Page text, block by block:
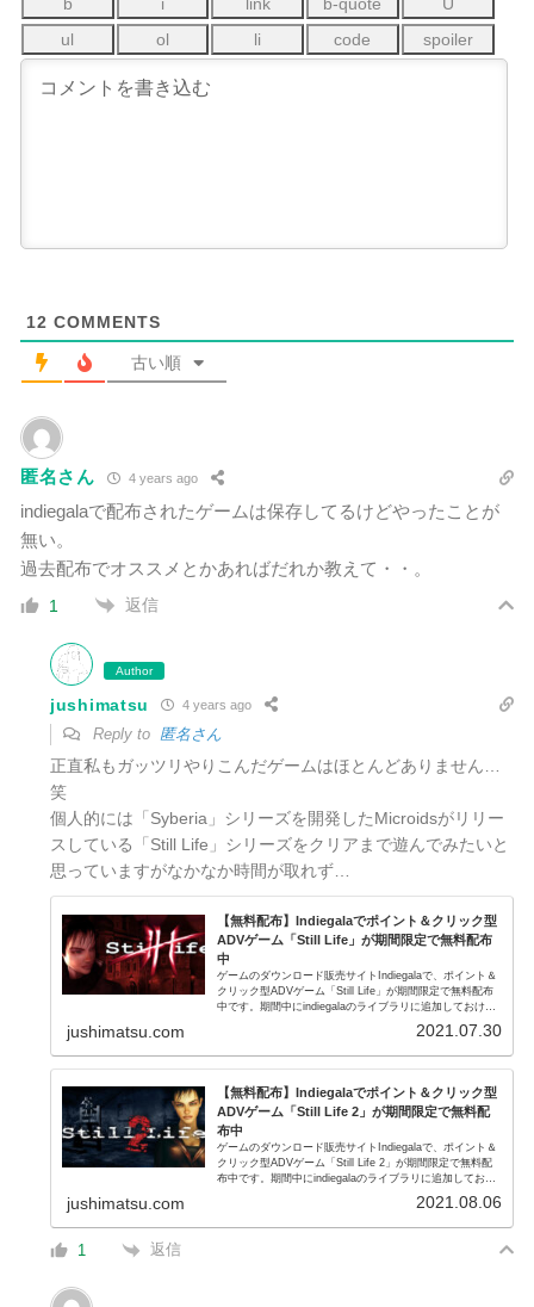
12 COMMENTS
古い順
匿名さん 4 years ago
indiegalaで配布されたゲームは保存してるけどやったことが
無い。
過去配布でオススメとかあればだれか教えて・・。
1 返信
Author
jushimatsu 4 years ago
Reply to 匿名さん
正直私もガッツリやりこんだゲームはほとんどありません…
笑
個人的には「Syberia」シリーズを開発したMicroidsがリリー
スしている
「Still Life」シリーズをクリアまで遊んでみたいと
思っていますがなかなか時間が取れず…
【無料配布】Indiegalaでポイント＆クリック型
ADVゲーム「Still Life」が期間限定で無料配布
中
ゲームのダウンロード販売サイトIndiegalaで、ポイント＆
クリック型ADVゲーム「Still Life」が期間限定で無料配布
中です。期間中にindiegalaのライブラリに追加しておけ
jushimatsu.com 2021.07.30
【無料配布】Indiegalaでポイント＆クリック型
ADVゲーム「Still Life 2」が期間限定で無料配
布中
ゲームのダウンロード販売サイトIndiegalaで、ポイント＆
クリック型ADVゲーム「Still Life 2」が期間限定で無料配
布中です。期間中にindiegalaのライブラリに追加しておけ
ば無料配布終了後でもダウンロードして遊ぶことがで...
jushimatsu.com 2021.08.06
1 返信